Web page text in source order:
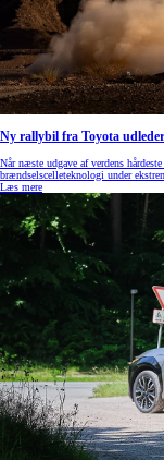
Ny rallybil fra Toyota
Når næste udgave af verdens
brændselscelleteknologi under
Læs mere